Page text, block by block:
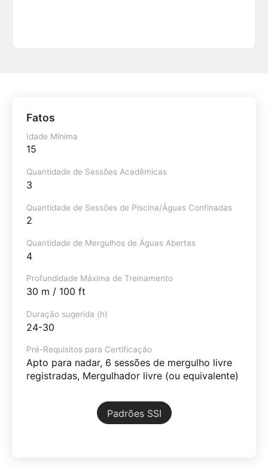
Fatos
Idade Mínima
15
Quantidade de Sessões Acadêmicas
3
Quantidade de Sessões de Piscina/Águas Confinadas
2
Quantidade de Mergulhos de Águas Abertas
4
Profundidade Máxima de Treinamento
30 m / 100 ft
Duração sugerida (h)
24-30
Pré-Requisitos para Certificação
Apto para nadar, 6 sessões de mergulho livre
registradas, Mergulhador livre (ou equivalente)
Padrões SSI